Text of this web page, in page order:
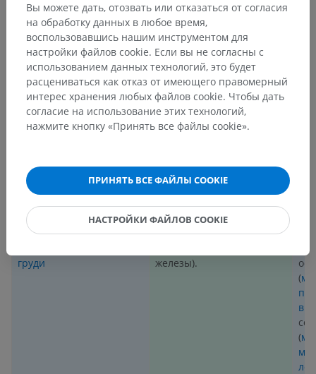
сосуды.
_________________________
СВОДНАЯ ТАБЛИЦА
СТРУКТУРЫ, ИННЕРВИРУЕМЫЕ
ПЕРЕДНЯЯ ВЕТВЬ
Наружные
самые внутренние
межрёберные
мышцы,
подрёберныемышцы и
груди
(верхняя часть передней
грудной стенки,
охватывающая верхнюю
железы).
(
(
Вы можете дать, отозвать или отказаться от согласия
на обработку данных в любое время,
воспользовавшись нашим инструментом для
настройки файлов cookie. Если вы не согласны с
использованием данных технологий, это будет
расцениваться как отказ от имеющего правомерный
интерес хранения любых файлов cookie. Чтобы дать
согласие на использование этих технологий,
нажмите кнопку «Принять все файлы cookie».
ПРИНЯТЬ ВСЕ ФАЙЛЫ COOKIE
НАСТРОЙКИ ФАЙЛОВ COOKIE